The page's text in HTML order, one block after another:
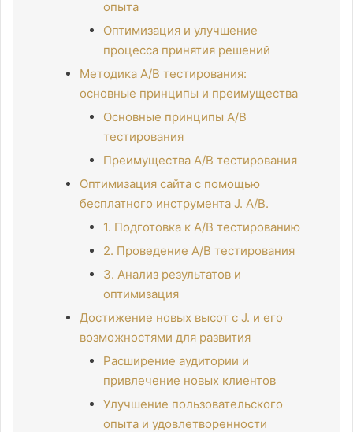
опыта
Оптимизация и улучшение
процесса принятия решений
Методика A/B тестирования:
основные принципы и преимущества
Основные принципы A/B
тестирования
Преимущества A/B тестирования
Оптимизация сайта с помощью
бесплатного инструмента J. A/B.
1. Подготовка к A/B тестированию
2. Проведение A/B тестирования
3. Анализ результатов и
оптимизация
Достижение новых высот с J. и его
возможностями для развития
Расширение аудитории и
привлечение новых клиентов
Улучшение пользовательского
опыта и удовлетворенности